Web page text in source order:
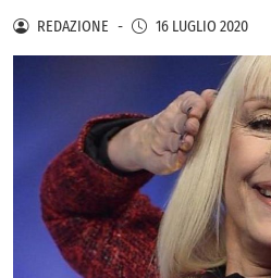
REDAZIONE - 16 LUGLIO 2020